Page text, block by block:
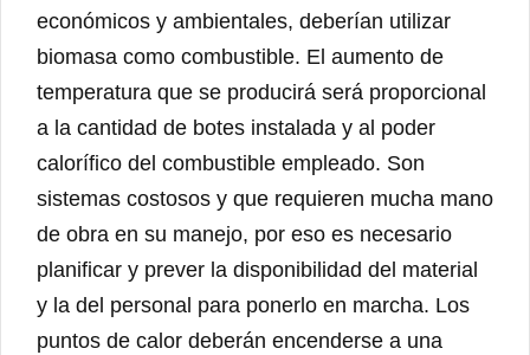
económicos y ambientales, deberían utilizar
biomasa como combustible. El aumento de
temperatura que se producirá será proporcional
a la cantidad de botes instalada y al poder
calorífico del combustible empleado. Son
sistemas costosos y que requieren mucha mano
de obra en su manejo, por eso es necesario
planificar y prever la disponibilidad del material
y la del personal para ponerlo en marcha. Los
puntos de calor deberán encenderse a una